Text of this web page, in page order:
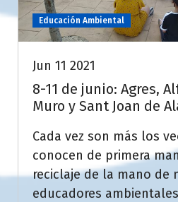
Educación Ambiental
Jun 11 2021
8-11 de junio: Agres,
Muro y Sant Joan de
Cada vez son más los
conocen de primera
reciclaje de la mano de
educadores